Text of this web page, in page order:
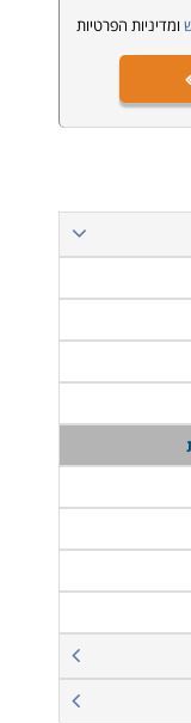
ומדיניות הפרטיות